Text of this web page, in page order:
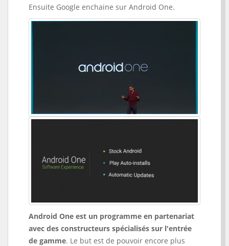
Ensuite Google enchaine sur Android One.
Android One est un programme en partenariat
avec des constructeurs spécialisés sur l'entrée
de gamme. Le but est de pouvoir encore plus